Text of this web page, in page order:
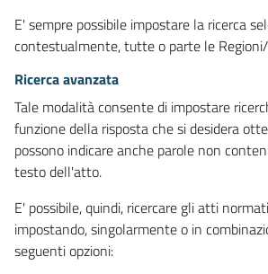
E' sempre possibile impostare la ricerca
contestualmente, tutte o parte le
Ricerca avanzata
Tale modalità consente di impostare
funzione della risposta che si desidera
possono indicare anche parole non
testo dell'atto.
E' possibile, quindi, ricercare gli atti
impostando, singolarmente o in
seguenti opzioni: